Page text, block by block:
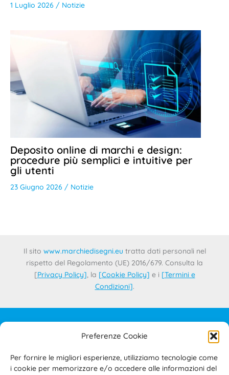
Preferenze Cookie
Per fornire le migliori esperienze, utilizziamo tecnologie come
i cookie per memorizzare e/o accedere alle informazioni del
1 Luglio 2026 / Notizie
Deposito online di marchi e design:
procedure più semplici e intuitive per
gli utenti
23 Giugno 2026 / Notizie
Il sito www.marchiedisegni.eu tratta dati personali nel
rispetto del Regolamento (UE) 2016/679. Consulta la
[Privacy Policy], la [Cookie Policy] e i [Termini e
Condizioni].
IL PROGETTO
PRIVACY POLICY